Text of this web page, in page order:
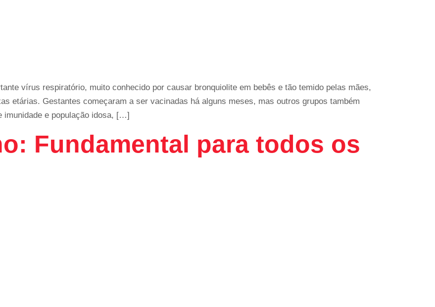
vírus respiratório, muito conhecido por causar bronquiolite em bebês e tão temido pelas mães,
etárias. Gestantes começaram a ser vacinadas há alguns meses, mas outros grupos também
imunidade e população idosa, […]
Fundamental para todos os